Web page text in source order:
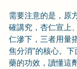
需要注意的是，原
確講究，杏仁宣上
仁滲下，三者用量
焦分消”的核心。
藥的功效，讀懂這